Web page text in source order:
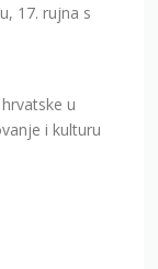
17. rujna s
u
i kulturu